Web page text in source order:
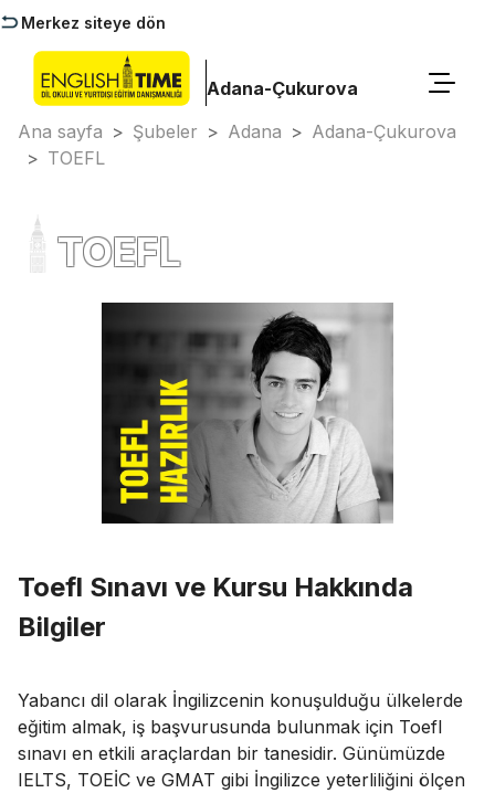
Merkez siteye dön
Adana-Çukurova
Ana sayfa > Şubeler > Adana > Adana-Çukurova
> TOEFL
TOEFL
Toefl Sınavı ve Kursu Hakkında
Bilgiler
Yabancı dil olarak İngilizcenin konuşulduğu ülkelerde
eğitim almak, iş başvurusunda bulunmak için Toefl
sınavı en etkili araçlardan bir tanesidir. Günümüzde
IELTS, TOEİC ve GMAT gibi İngilizce yeterliliğini ölçen